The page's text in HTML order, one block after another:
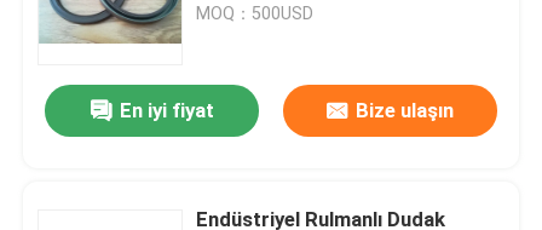
MOQ：500USD
En iyi fiyat Bize ulaşın
Endüstriyel Rulmanlı Dudak